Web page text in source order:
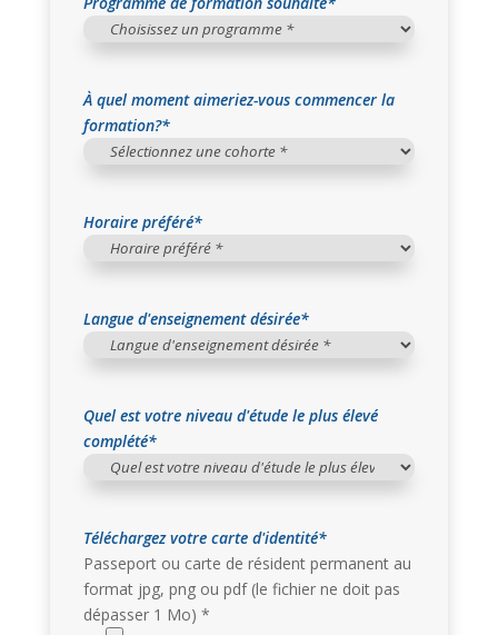
À quel moment aimeriez-vous commencer la
formation?*
Horaire préféré*
Langue d'enseignement désirée*
Quel est votre niveau d'étude le plus élevé
complété*
Téléchargez votre carte d'identité*
Passeport ou carte de résident permanent au
format jpg, png ou pdf (le fichier ne doit pas
dépasser 1 Mo) *